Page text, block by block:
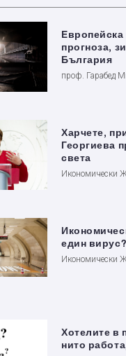
прогноза,
България
проф. Гарабед
Харчете,
Георгиева
света
Икономически
един вирус?
Икономически
Хотелите в
нито